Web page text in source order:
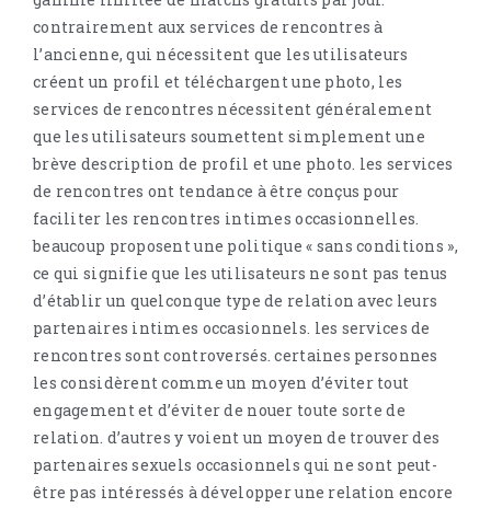
contrairement aux services de rencontres à
l’ancienne, qui nécessitent que les utilisateurs
créent un profil et téléchargent une photo, les
services de rencontres nécessitent généralement
que les utilisateurs soumettent simplement une
brève description de profil et une photo. les services
de rencontres ont tendance à être conçus pour
faciliter les rencontres intimes occasionnelles.
beaucoup proposent une politique « sans conditions »,
ce qui signifie que les utilisateurs ne sont pas tenus
d’établir un quelconque type de relation avec leurs
partenaires intimes occasionnels. les services de
rencontres sont controversés. certaines personnes
les considèrent comme un moyen d’éviter tout
engagement et d’éviter de nouer toute sorte de
relation. d’autres y voient un moyen de trouver des
partenaires sexuels occasionnels qui ne sont peut-
être pas intéressés à développer une relation encore